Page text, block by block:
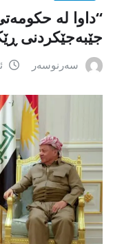
“داوا لە
جێبەجێكردنی
سەرنوسەر